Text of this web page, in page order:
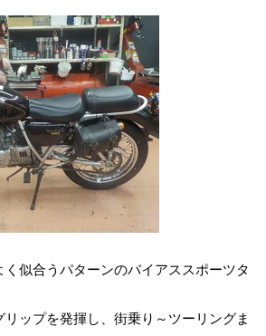
く似合うパターンのバイアススポーツタ
ップを発揮し、街乗り～ツーリングま